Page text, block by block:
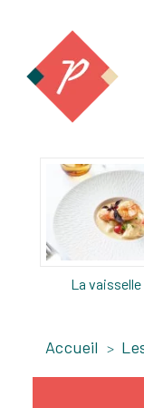
La vaisselle
Accueil